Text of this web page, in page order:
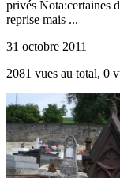
privés Nota:certaines
reprise mais ...
31 octobre 2011
2081 vues au total, 0